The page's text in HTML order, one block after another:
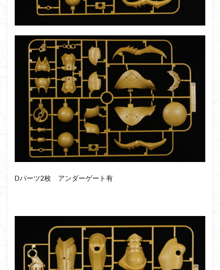
Dパーツ2枚 アンダーゲート有
組み立て依頼 組立代行
組立依頼
遊戯王
遊模
配信特別企画
鉄血のオルフェンズ
閃光のハサウェイ
鬼滅の刃
魔神創造伝ワタル
魔神英雄伝ワタル
魔装機神
龍神丸 龍騎 ＨＧ
ＭＧ
ＲＧ
ＳＲＷ